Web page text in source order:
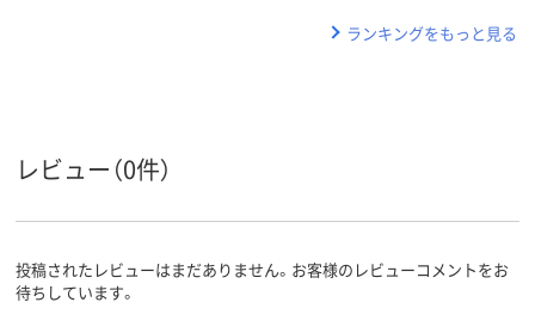
ランキングをもっと見る
レビュー（0件）
投稿されたレビューはまだありません。お客様のレビューコメントをお
待ちしています。